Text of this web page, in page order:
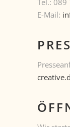
E-Mail: